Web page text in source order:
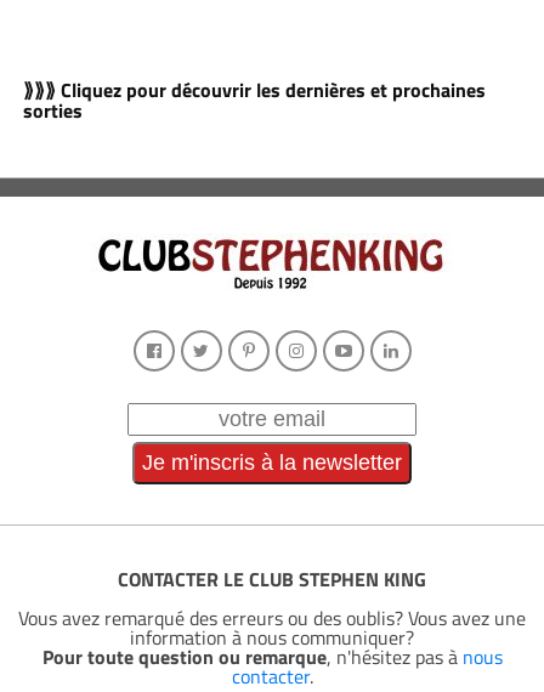
⟫⟫⟫ Cliquez pour découvrir les dernières et prochaines
sorties
CONTACTER LE CLUB STEPHEN KING
Vous avez remarqué des erreurs ou des oublis? Vous avez une
information à nous communiquer?
Pour toute question ou remarque, n'hésitez pas à nous
contacter.